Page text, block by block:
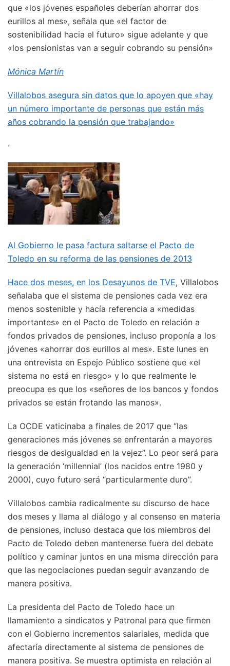
que «los jóvenes españoles deberían ahorrar dos
eurillos al mes», señala que «el factor de
sostenibilidad hacia el futuro» sigue adelante y que
«los pensionistas van a seguir cobrando su pensión»
Mónica Martín
Villalobos asegura sin datos que lo apoyen que «hay
un número importante de personas que están más
años cobrando la pensión que trabajando»
·
Al Gobierno le pasa factura saltarse el Pacto de
Toledo en su reforma de las pensiones de 2013
Hace dos meses, en los Desayunos de TVE, Villalobos
señalaba que el sistema de pensiones cada vez era
menos sostenible y hacía referencia a «medidas
importantes» en el Pacto de Toledo en relación a
fondos privados de pensiones, incluso proponía a los
jóvenes «ahorrar dos eurillos al mes». Este lunes en
una entrevista en Espejo Público sostiene que «el
sistema no está en riesgo» y lo que realmente le
preocupa es que los «señores de los bancos y fondos
privados se están frotando las manos».
La OCDE vaticinaba a finales de 2017 que “las
generaciones más jóvenes se enfrentarán a mayores
riesgos de desigualdad en la vejez”. Lo peor será para
la generación ‘millennial’ (los nacidos entre 1980 y
2000), cuyo futuro será “particularmente duro”.
Villalobos cambia radicalmente su discurso de hace
dos meses y llama al diálogo y al consenso en materia
de pensiones, incluso destaca que los miembros del
Pacto de Toledo deben mantenerse fuera del debate
político y caminar juntos en una misma dirección para
que las negociaciones puedan seguir avanzando de
manera positiva.
La presidenta del Pacto de Toledo hace un
llamamiento a sindicatos y Patronal para que firmen
con el Gobierno incrementos salariales, medida que
afectaría directamente al sistema de pensiones de
manera positiva. Se muestra optimista en relación al